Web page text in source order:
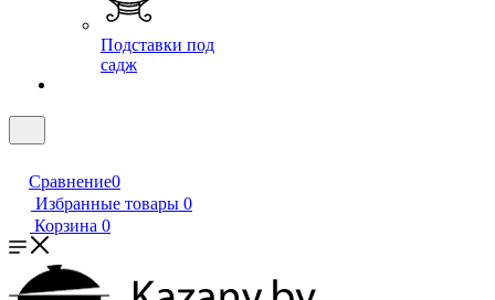
Подставки под
садж
Сравнение0
Избранные товары 0
Корзина 0